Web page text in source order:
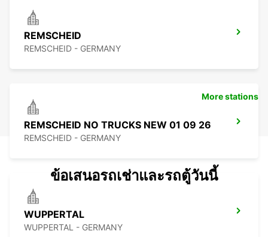
REMSCHEID
REMSCHEID - GERMANY
REMSCHEID NO TRUCKS NEW 01 09 26
REMSCHEID - GERMANY
WUPPERTAL
WUPPERTAL - GERMANY
More stations
ข้อเสนอรถเช่าและรถตู้วันนี้